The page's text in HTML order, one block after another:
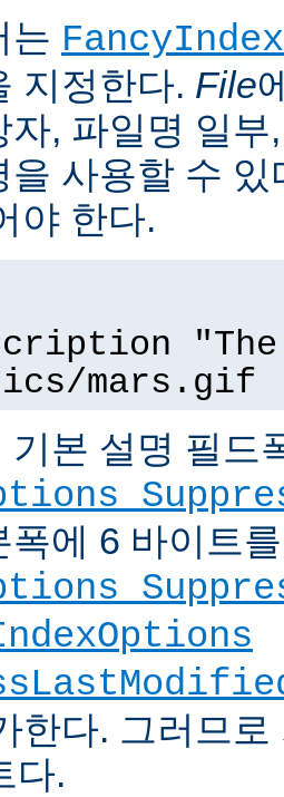
는
지정한다. File
자, 파일명 일
을 사용할 수
야 한다.
mars.gif
기본 설명 필드
폭에 6 바이트
한다. 그러므
다.